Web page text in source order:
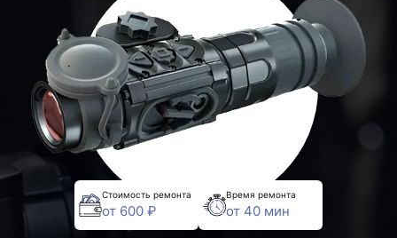
Стоимость ремонта
от 600 ₽
Время ремонта
от 40 мин